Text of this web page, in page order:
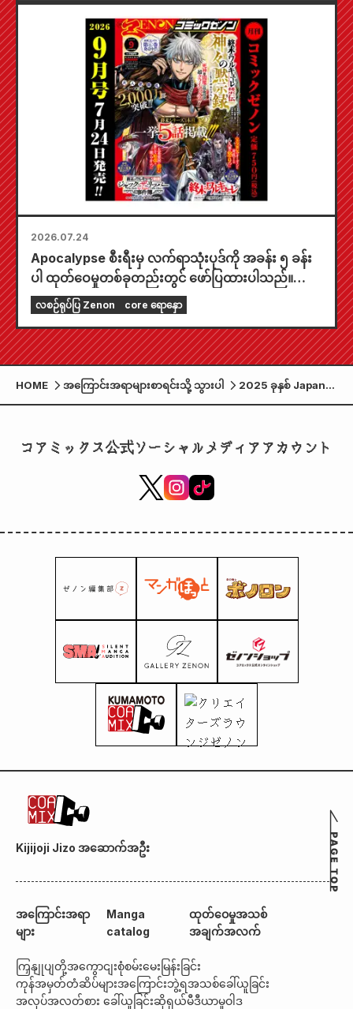
အောက်တိုဘာလ ၂၀ ရက်နေ့မှာ ဖြန့်ချိဖို့ စီစဉ်ထားပါ
2026.07.24
Apocalypse စီးရီးမှ လက်ရာသုံးပုဒ်ကို အခန်း ၅ ခန်း
ပါ ထုတ်ဝေမှုတစ်ခုတည်းတွင် ဖော်ပြထားပါသည်။
"၂၀၂၆ ခုနှစ် စက်တင်ဘာလထုတ် Monthly Comic
Zenon" ကို ဇူလိုင်လ ၂၄ ရက်နေ့တွင် ရောင်းချပေးပါ
မည်။
လစဉ်ရုပ်ပြ Zenon core ရောနှော
HOME အကြောင်းအရာများစာရင်းသို့ သွားပါ
2025 ခုနှစ် Japan
Regional Content
အမျိုးအစားအလိုက်
သည့် ဧရိယာများ ပါဝင်
コアミックス公式ソーシャルメディアアカウント
Kijijoji Jizo အဆောက်အဦး
အကြောင်းအရာ
များ
Manga
catalog
ထုတ်ဝေမှုအသစ်
အချက်အလက်
ကြှနျုပျတို့အကွောငျးစုံစမ်းမေးမြန်းခြင်း
ကုန်အမှတ်တံဆိပ်များအကြောင်းဘွဲ့ရအသစ်ခေါ်ယူခြင်း
အလုပ်အလတ်စား ခေါ်ယူခြင်းဆိုရှယ်မီဒီယာမူဝါဒ